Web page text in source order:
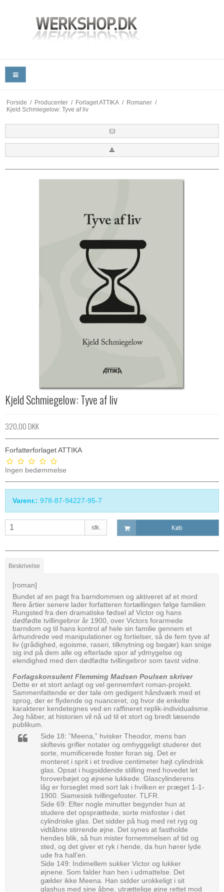
Forside / Producenter / Forlaget ATTIKA / Romaner /
Kjeld Schmiegelow: Tyve af liv
Kjeld Schmiegelow: Tyve af liv
320,00 DKK
Forfatterforlaget ATTIKA
Ingen bedømmelse
Varenr.: 978-87-94227-95-7
stk. Køb
Beskrivelse
[roman]
Bundet af en pagt fra barndommen og aktiveret af et mord
flere årtier senere lader forfatteren fortællingen følge familien
Rungsted fra den dramatiske fødsel af Victor og hans
dødfødte tvillingebror år 1900, over Victors forarmede
barndom og til hans kontrol af hele sin familie gennem et
århundrede ved manipulationer og fortielser, så de fem tyve af
liv (grådighed, egoisme, raseri, tilknytning og begær) kan snige
sig ind på dem alle og efterlade spor af ydmygelse og
elendighed med den dødfødte tvillingebror som tavst vidne.
Forlagskonsulent Flemming Madsen Poulsen skriver
Dette er et stort anlagt og vel gennemført roman-projekt.
Sammenfattende er der tale om gedigent håndværk med et
sprog, der er flydende og nuanceret, og hvor de enkelte
karakterer kendetegnes ved en raffineret replik-individualisme.
Jeg håber, at historien vil nå ud til et stort og bredt læsende
publikum.
Side 18: ”Meena,” hvisker Theodor, mens han
skiftevis grifler notater og omhyggeligt studerer det
sorte, mumificerede foster foran sig. Det er
monteret i sprit i et tredive centimeter højt cylindrisk
glas. Opsat i hugsiddende stilling med hovedet let
foroverbøjet og øjnene lukkede. Glascylinderens
låg er forseglet med sort lak i hvilken er præget 1-1-
1900. Siamesisk tvillingefoster. TLFR.
Side 69: Efter nogle minutter begynder hun at
studere det opsprættede, sorte misfoster i det
cylindriske glas. Det sidder på hug med ret ryg og
vidtåbne stirrende øjne. Det synes at fastholde
hendes blik, så hun mister fornemmelsen af tid og
sted, og det giver et ryk i hende, da hun hører lyde
ude fra hall’en.
Side 149: Indimellem sukker Victor og lukker
øjnene. Som falder han hen i udmattelse. Det
gælder ikke Meena. Han sidder urokkeligt i sit
glashus med sine åbne, utrættelige øjne rettet mod